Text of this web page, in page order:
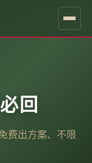
回
费出方案、不限